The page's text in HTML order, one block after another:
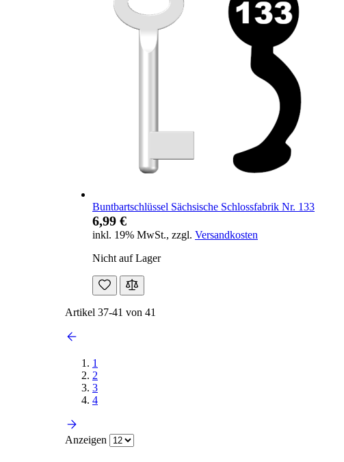
Buntbartschlüssel Sächsische Schlossfabrik Nr. 133
6,99 €
inkl. 19% MwSt., zzgl. Versandkosten
Nicht auf Lager
Artikel 37-41 von 41
1
2
3
4
Anzeigen